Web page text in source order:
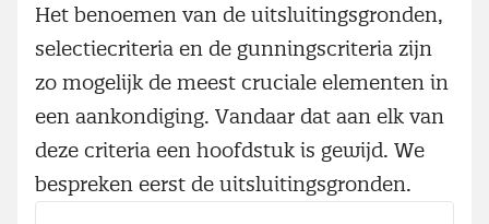
Het benoemen van de uitsluitingsgronden,
selectiecriteria en de gunningscriteria zijn
zo mogelijk de meest cruciale elementen in
een aankondiging. Vandaar dat aan elk van
deze criteria een hoofdstuk is gewijd. We
bespreken eerst de uitsluitingsgronden.